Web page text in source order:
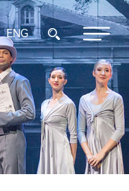
ENG